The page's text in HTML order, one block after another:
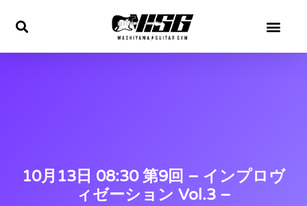
10月13日 08:30 第9回 – インプロヴ
ィゼーション Vol.3 –